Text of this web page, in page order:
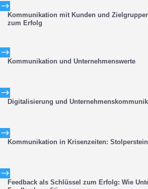
$
Kommunikation mit Kunden und
zum Erfolg
$
Kommunikation und Unternehmenswerte
$
Digitalisierung und
$
Kommunikation in Krisenzeiten:
$
Feedback als Schlüssel zum Erfolg: Wie